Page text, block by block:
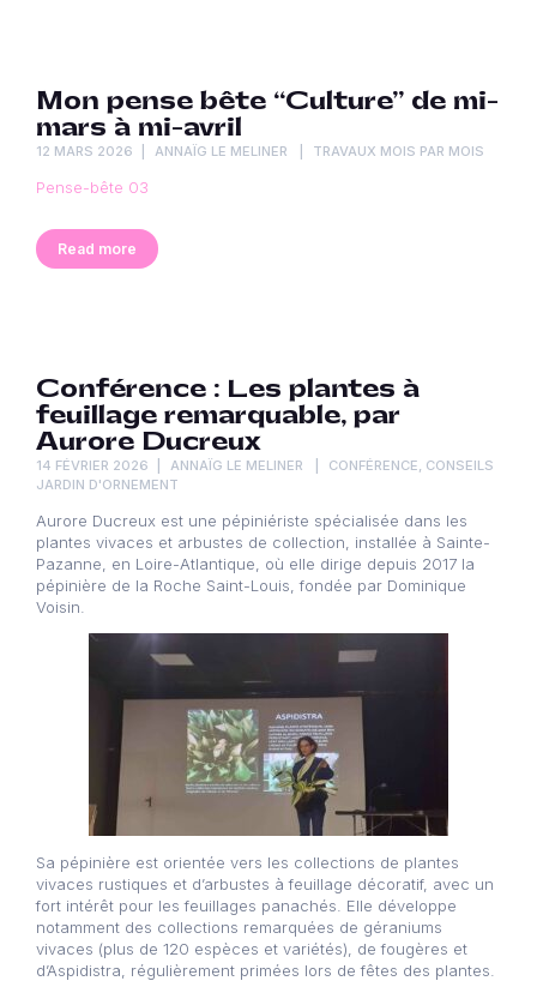
Mon pense bête “Culture” de mi-
mars à mi-avril
12 MARS 2026 ANNAÏG LE MELINER TRAVAUX MOIS PAR MOIS
Pense-bête 03
Read more
Conférence : Les plantes à
feuillage remarquable, par
Aurore Ducreux
14 FÉVRIER 2026 ANNAÏG LE MELINER CONFÉRENCE, CONSEILS
JARDIN D'ORNEMENT
Aurore Ducreux est une pépiniériste spécialisée dans les
plantes vivaces et arbustes de collection, installée à Sainte-
Pazanne, en Loire-Atlantique, où elle dirige depuis 2017 la
pépinière de la Roche Saint-Louis, fondée par Dominique
Voisin.
Sa pépinière est orientée vers les collections de plantes
vivaces rustiques et d’arbustes à feuillage décoratif, avec un
fort intérêt pour les feuillages panachés. Elle développe
notamment des collections remarquées de géraniums
vivaces (plus de 120 espèces et variétés), de fougères et
d’Aspidistra, régulièrement primées lors de fêtes des plantes.